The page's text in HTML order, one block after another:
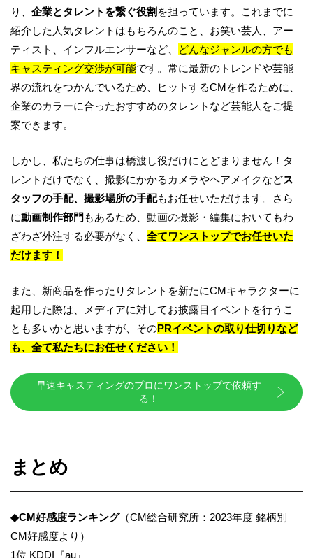
り、 企業とタレントを繋ぐ役割 を担っています。これまでに
紹介した人気タレントはもちろんのこと、お笑い芸人、アー
ティスト、インフルエンサーなど、
どんなジャンルの方でも
キャスティング交渉が可能です。常に最新のトレンドや芸能
界の流れをつかんでいるため、ヒットするCMを作るために、
企業のカラーに合ったおすすめのタレントなど芸能人をご提
案できます。
しかし、私たちの仕事は橋渡し役だけにとどまりません！タ
レントだけでなく、撮影にかかるカメラやヘアメイクなどス
タッフの手配、撮影場所の手配もお任せいただけます。さら
に動画制作部門 もあるため、動画の撮影・編集においてもわ
ざわざ外注する必要がなく、 全てワンストップでお任せいた
だけます！
また、新商品を作ったりタレントを新たにCMキャラクターに
起用した際は、メディアに対してお披露目イベントを行うこ
とも多いかと思いますが、そのPRイベントの取り仕切りなど
も、全て私たちにお任せください！
早速キャスティングのプロにワンストップで依頼す
る！
まとめ
◆CM好感度ランキング（CM総合研究所：2023年度 銘柄別
CM好感度より）
1位 KDDI『au』